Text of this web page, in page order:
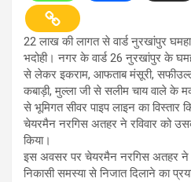
22 लाख की लागत से वार्ड नुरखांपुर
भदोही। नगर के वार्ड 26 नुरखांपुर के
से लेकर इकराम, आफताब मंसूरी,
कबाड़ी, मुल्ला जी से सलीम चाय वाले
से भूमिगत सीवर पाइप लाइन का विस्तार
चेयरमैन नरगिस अतहर ने रविवार को
किया।
इस अवसर पर चेयरमैन नरगिस अतहर ने
निकासी समस्या से निजात दिलाने का